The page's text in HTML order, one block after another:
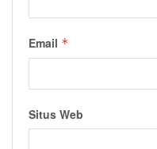
Email *
Situs Web